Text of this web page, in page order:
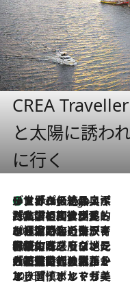
CREA
と太陽に誘わ
に行く
9 Hours Ago
リスボンの絶品スイーツ「パステル・デ・ナタ」とは？ポルトガル伝統の奥深い世界へ
2026.7.27
「私の祖国はポルトガル語です」国民的詩人フェルナンド・ペソアと、彼が愛した文学の街を歩く
2026.7.26
ポルトガル近海が育む極上の海の幸。キリリと冷えた白ワインと愉しむ、シーフード専門店の贅沢
2026.7.22
伝統の味をモダンに昇華。高感度な地元客が集う、リスボンの最旬ガストロノミー
2026.7.21
大航海時代の栄華から、震災、独裁、そして革命へ。ポルトガル・首都リスボンの石畳に刻まれた「歴史の光と影」
2026.7.13
エッセイ・ヤマザキマリ「慎ましくも美しき国 ポルトガル」